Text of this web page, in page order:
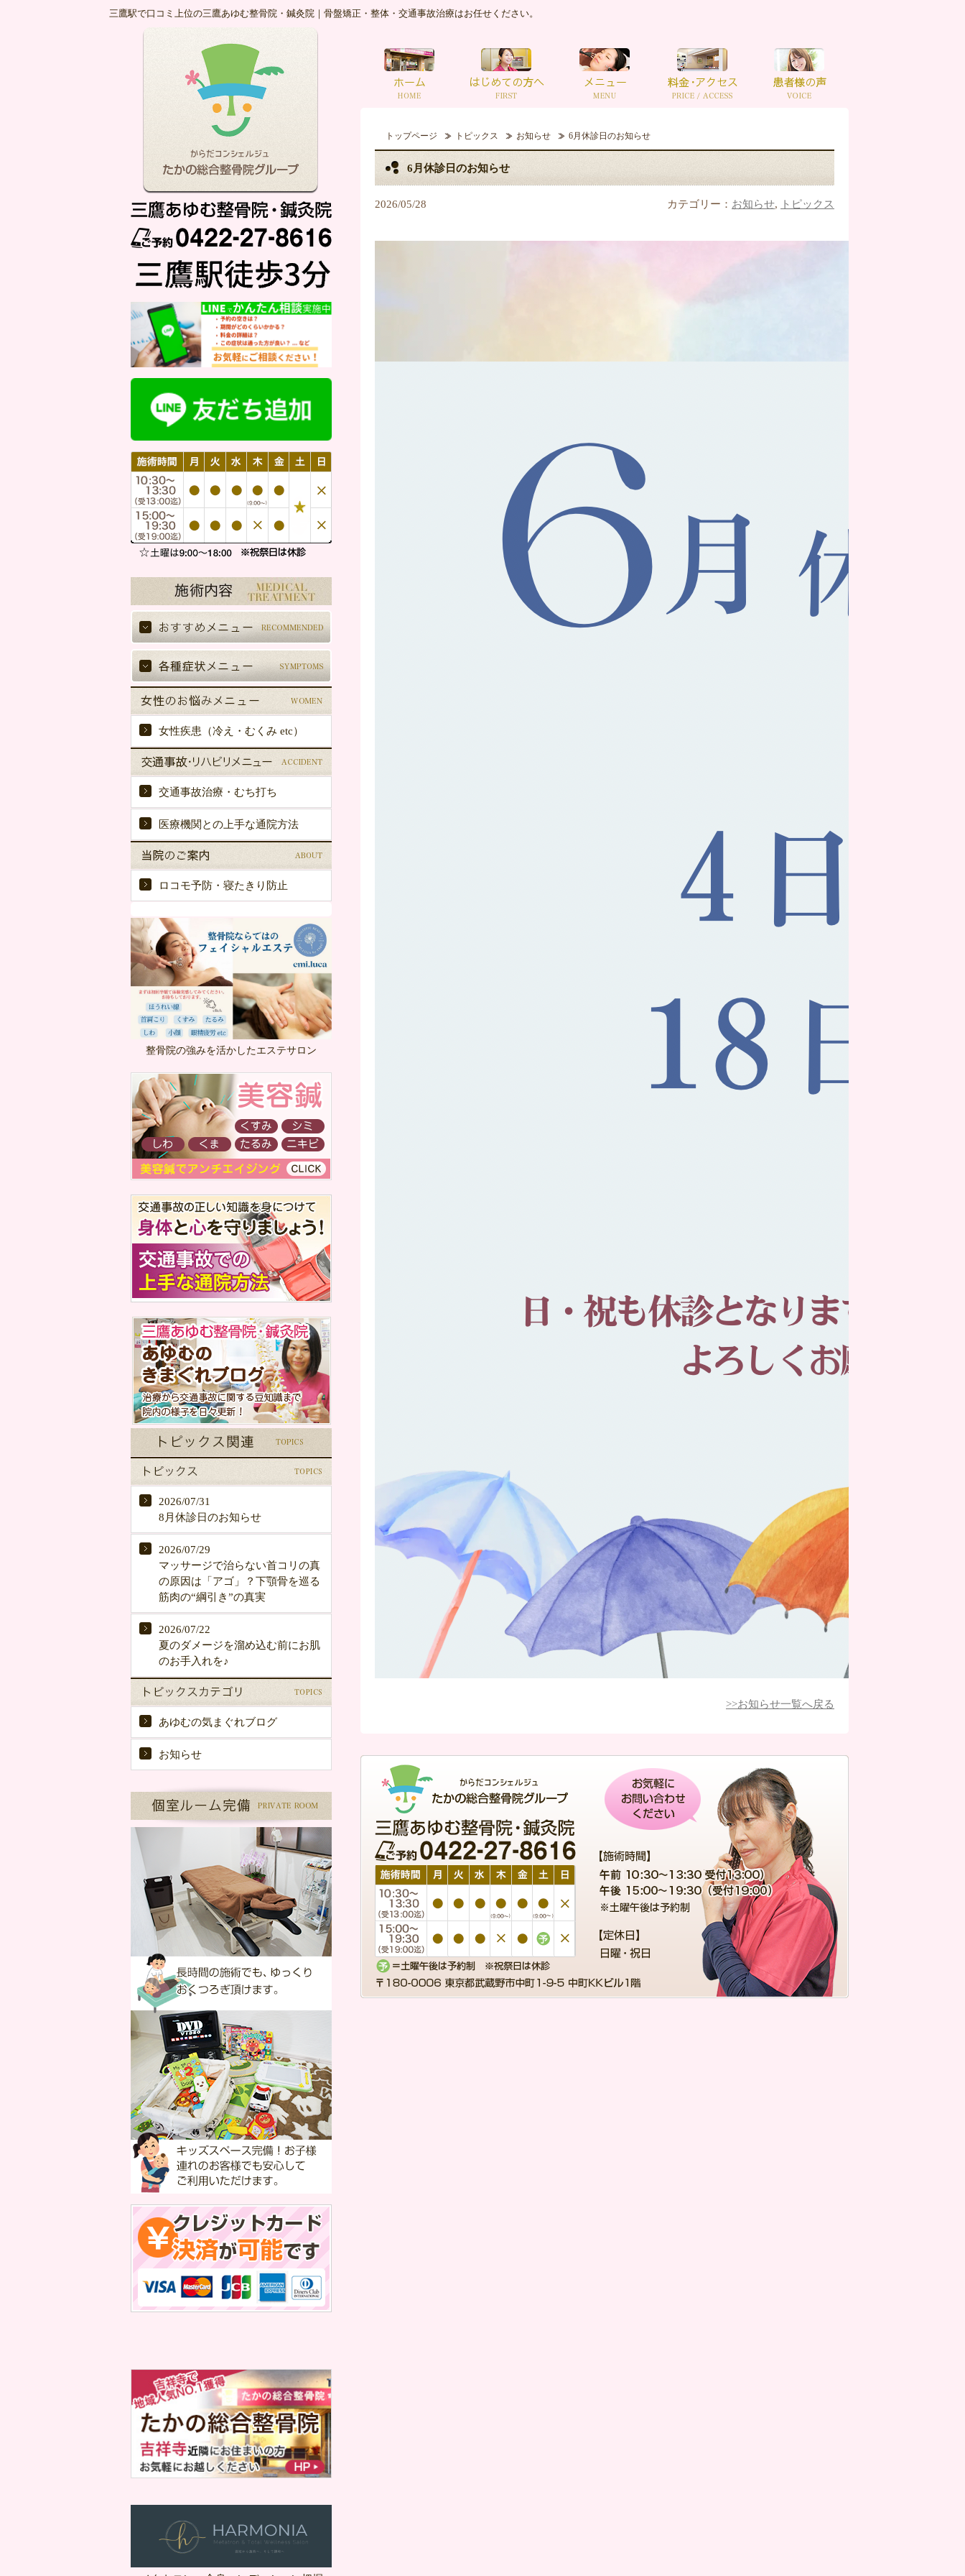
三鷹駅で口コミ上位の三鷹あゆむ整骨院・鍼灸院｜骨盤矯正・整体・交通事故治療はお任せください。
トップページ トピックス お知らせ 6月休診日のお知らせ
6月休診日のお知らせ
2026/05/28 カテゴリー： お知らせ, トピックス
>>お知らせ一覧へ戻る
女性疾患（冷え・むくみ etc）
交通事故治療・むち打ち
医療機関との上手な通院方法
ロコモ予防・寝たきり防止
整骨院の強みを活かしたエステサロン
2026/07/31
8月休診日のお知らせ
2026/07/29
マッサージで治らない首コリの真
の原因は「アゴ」？下顎骨を巡る
筋肉の“綱引き”の真実
2026/07/22
夏のダメージを溜め込む前にお肌
のお手入れを♪
あゆむの気まぐれブログ
お知らせ